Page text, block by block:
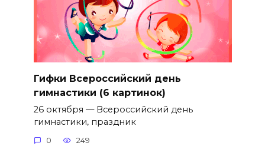
Гифки Всероссийский день
гимнастики (6 картинок)
26 октября — Всероссийский день
гимнастики, праздник
0 249